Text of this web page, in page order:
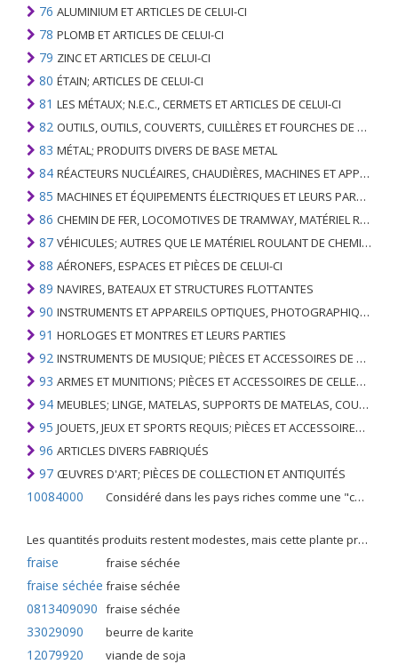
76 ALUMINIUM ET ARTICLES DE CELUI-CI
78 PLOMB ET ARTICLES DE CELUI-CI
79 ZINC ET ARTICLES DE CELUI-CI
80 ÉTAIN; ARTICLES DE CELUI-CI
81 LES MÉTAUX; N.E.C., CERMETS ET ARTICLES DE CELUI-CI
82 OUTILS, OUTILS, COUVERTS, CUILLÈRES ET FOURCHES DE MÉTAUX DE BASE; PARTIES DE CELLES-CI, EN METAL DE BASE
83 MÉTAL; PRODUITS DIVERS DE BASE METAL
84 RÉACTEURS NUCLÉAIRES, CHAUDIÈRES, MACHINES ET APPAREILS MÉCANIQUES; PARTIES DE CELLES-CI
85 MACHINES ET ÉQUIPEMENTS ÉLECTRIQUES ET LEURS PARTIES; ENREGISTREURS ET REPRODUCTEURS SONORES; APPAREILS D'ENREGISTREMENT OU DE REPRODUCTION DES IMAGES ET DU SON EN TÉLÉVISION, PIÈCES ET ACCESSOIRES DE TELS ARTICLES
86 CHEMIN DE FER, LOCOMOTIVES DE TRAMWAY, MATÉRIEL ROULANT ET LEURS PARTIES; RACCORDS DE CHEMIN DE FER OU DE TRAMWAY ET RACCORDS ET PIÈCES DE CELLES-CI; ÉQUIPEMENT DE SIGNALISATION DE TRAFIC MÉCANIQUE (Y COMPRIS ÉLECTRO-MÉCANIQUE) DE TOUS TYPES
87 VÉHICULES; AUTRES QUE LE MATÉRIEL ROULANT DE CHEMIN DE FER OU DE TRAMWAY, ET LEURS PIÈCES ET ACCESSOIRES
88 AÉRONEFS, ESPACES ET PIÈCES DE CELUI-CI
89 NAVIRES, BATEAUX ET STRUCTURES FLOTTANTES
90 INSTRUMENTS ET APPAREILS OPTIQUES, PHOTOGRAPHIQUES, CINÉMATOGRAPHIQUES, DE MESURE, DE CONTRÔLE, DE MÉDECINE OU DE CHIRURGIE; PIÈCES ET ACCESSOIRES
91 HORLOGES ET MONTRES ET LEURS PARTIES
92 INSTRUMENTS DE MUSIQUE; PIÈCES ET ACCESSOIRES DE TELS ARTICLES
93 ARMES ET MUNITIONS; PIÈCES ET ACCESSOIRES DE CELLES-CI
94 MEUBLES; LINGE, MATELAS, SUPPORTS DE MATELAS, COUSSINS ET AMEUBLEMENT SIMILAIRE FARCI; LAMPES ET RACCORDS D'ÉCLAIRAGE, N.E.C .; SIGNES LUMINEUSES, PLAQUES DE NOMS LUMINEUSES ET SIMILAIRES; BÂTIMENTS PRÉFABRIQUÉS
95 JOUETS, JEUX ET SPORTS REQUIS; PIÈCES ET ACCESSOIRES DE CELLES-CI
96 ARTICLES DIVERS FABRIQUÉS
97 ŒUVRES D'ART; PIÈCES DE COLLECTION ET ANTIQUITÉS
10084000 Considéré dans les pays riches comme une "céréale mineure", le fonio blanc est une graminée de la famille des poaceae cultivée pour ses graines dans certaines régions d'Afrique.
Les quantités produits restent modestes, mais cette plante présente malgré tout de nombreuses qualités. Elle est utilisé dans l'alimentation humaine et entre dans la préparation de nombreuses recettes traditionnelles africaines comme le couscous, la bouillie, les boulettes, les beignets et même le pain.
fraise fraise séchée
fraise séchée fraise séchée
0813409090 fraise séchée
33029090 beurre de karite
12079920 viande de soja